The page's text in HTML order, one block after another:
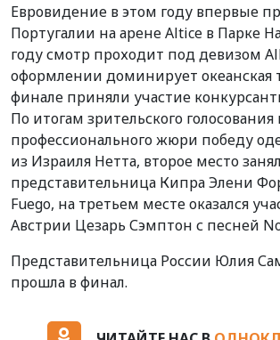
Евровидение в этом году впервые
Португалии на арене Altice в Парке
году смотр проходит под девизом
оформлении доминирует океанская
финале приняли участие
По итогам зрительского голосования
профессионального жюри победу
из Израиля Нетта, второе место
представительница Кипра Элени
Fuego, на третьем месте оказался
Австрии Цезарь Сэмптон с песней
Представительница России Юлия
прошла в финал.